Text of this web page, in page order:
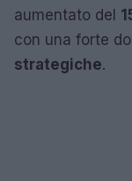
aumentato del
con una forte
strategiche.